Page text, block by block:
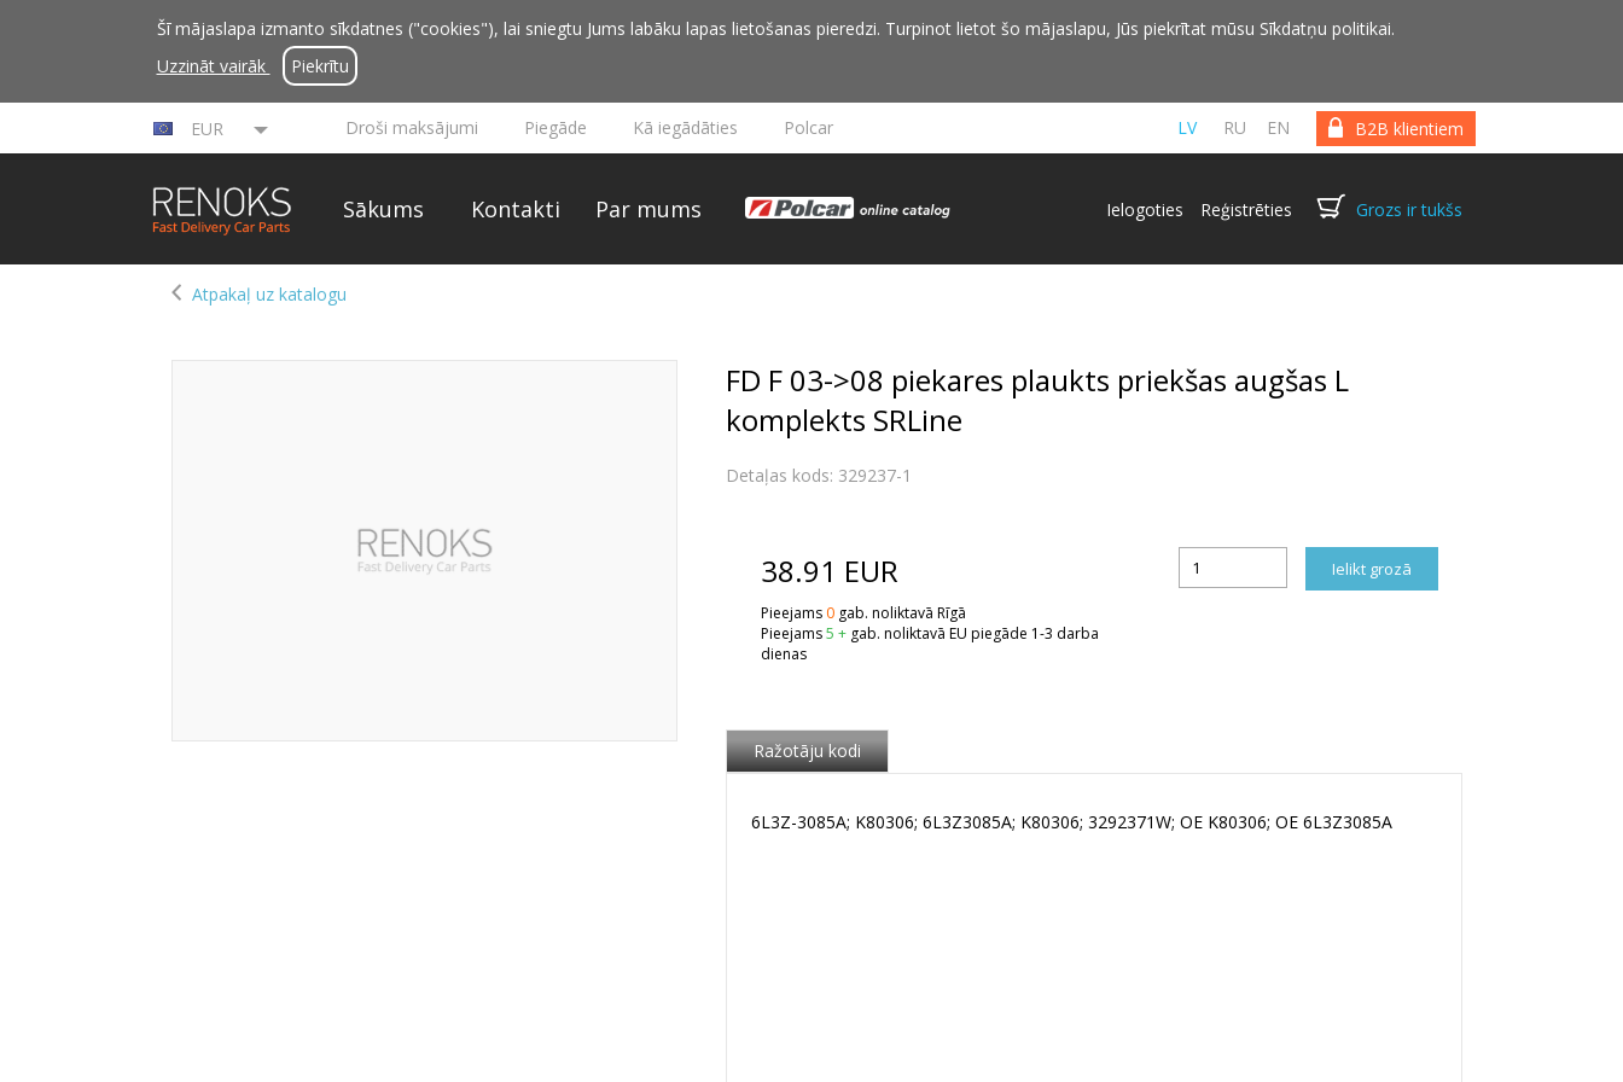
Šī mājaslapa izmanto sīkdatnes ("cookies"), lai sniegtu Jums labāku lapas lietošanas pieredzi. Turpinot lietot šo mājaslapu, Jūs piekrītat mūsu Sīkdatņu politikai.
Uzzināt vairāk
Piekrītu
EUR B2B klientiem
LV RU EN
Droši maksājumi Piegāde Kā iegādāties Polcar
Sākums Kontakti Par mums Ielogoties Reģistrēties Grozs ir tukšs
Atpakaļ uz katalogu
FD F 03->08 piekares plaukts priekšas augšas L
komplekts SRLine
Detaļas kods: 329237-1
38.91 EUR
Pieejams 0 gab. noliktavā Rīgā
Pieejams5 + gab. noliktavā EU piegāde 1-3 darba
dienas
Ražotāju kodi
6L3Z-3085A; K80306; 6L3Z3085A; K80306; 3292371W; OE K80306; OE 6L3Z3085A